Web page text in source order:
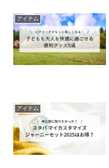
アイテム
アイテム